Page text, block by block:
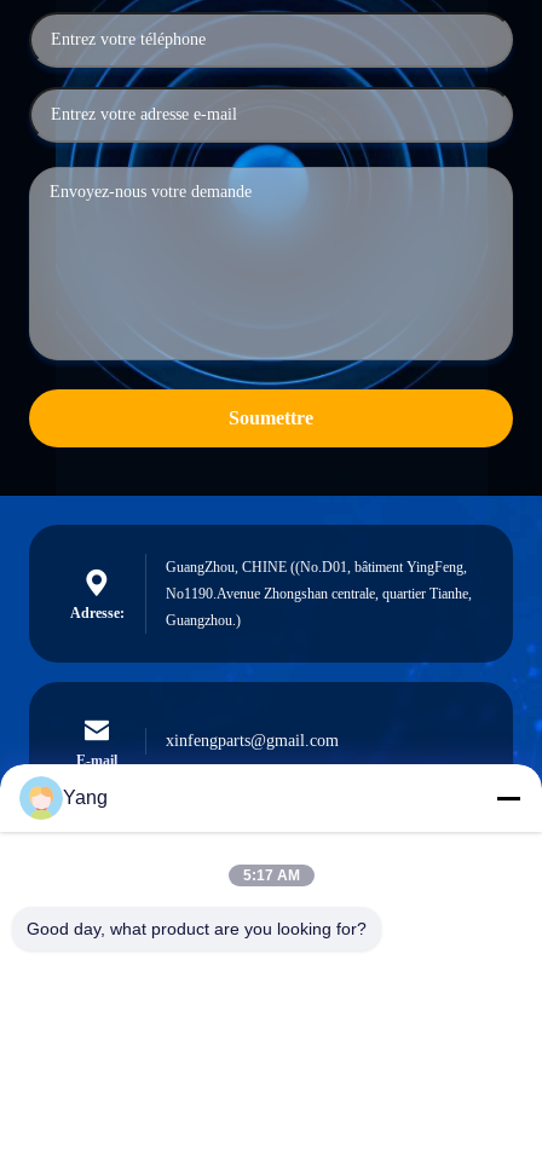
Soumettre
Adresse:
GuangZhou, CHINE ((No.D01, bâtiment YingFeng,
No1190.Avenue Zhongshan centrale, quartier Tianhe,
Guangzhou.)
E-mail
xinfengparts@gmail.com
0086-189-9844-3486
Yang
5:17 AM
Good day, what product are you looking for?